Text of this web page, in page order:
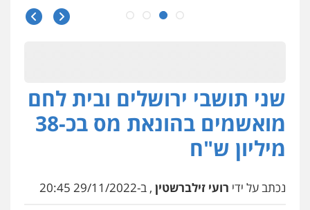
עו"ד אייל אוחיון
עורכי דין לענייני אסירים מעצרים
עו"ד אשרף שחאדה
פלילי פשיעה חמורה מעצרים וחקירות
תעבורה
0549535659
תעבורה אסירים מעצרים
וחקירות
שני תושבי ירושלים ובית לחם
מואשמים בהונאת מס בכ-38
מיליון ש"ח
נכתב על ידי רועי זילברשטין , ב-29/11/2022 20:45